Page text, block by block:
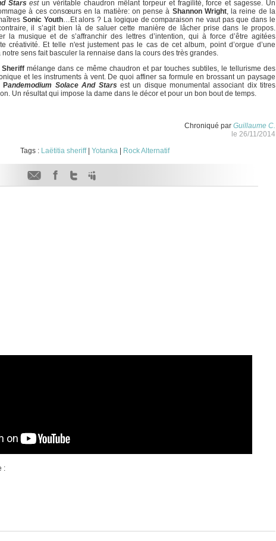
Starsestun véritable chaudron mêlant torpeur et fragilité, force et sagesse. Un
à ces consœurs en la matière: on pense à Shannon Wright, la reine de la
Sonic Youth…Et alors ? La logique de comparaison ne vaut pas que dans le
il s’agit bien là de saluer cette manière de lâcher prise dans le propos.
la musique et de s’affranchir des lettres d’intention, qui à force d’être agitées
créativité. Et telle n'est justement pas le cas de cet album, point d’orgue d’une
sens fait basculer la rennaise dans la cours des très grandes.
Sheriff mélange dans ce même chaudron et par touches subtiles, le tellurisme des
et les instruments à vent. De quoi affiner sa formule en brossant un paysage
Pandemodium Solace And Stars est un disque monumental associant dix titres
Un résultat qui impose la dame dans le décor et pour un bon bout de temps.
Chroniqué par Guillaume C.
le 26/11/2014
Tags : Laëtitia sheriff| Yotanka| Rock Alternatif
: